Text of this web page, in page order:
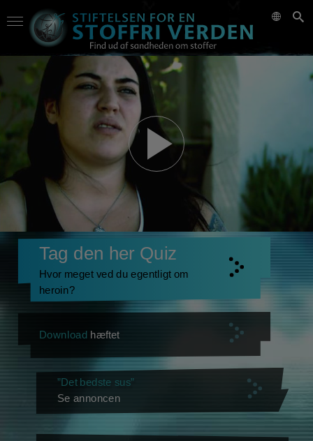
Tag den her Quiz
Hvor meget ved du egentligt om
heroin?
Download hæftet
”Det bedste sus”
Se annoncen